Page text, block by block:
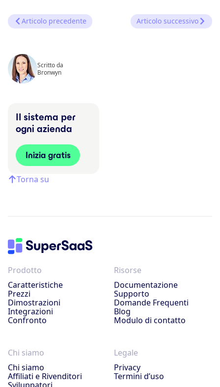
Articolo precedente Articolo successivo
Scritto da
Bronwyn
Il sistema per
ogni azienda
Inizia gratis
Torna su
Prodotto
Caratteristiche
Prezzi
Dimostrazioni
Integrazioni
Confronto
Risorse
Documentazione
Supporto
Domande Frequenti
Blog
Modulo di contatto
Chi siamo
Chi siamo
Affiliati e Rivenditori
Sviluppatori
Legale
Privacy
Termini d’uso